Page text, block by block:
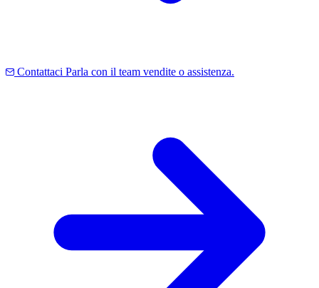
Contattaci Parla con il team vendite o assistenza.